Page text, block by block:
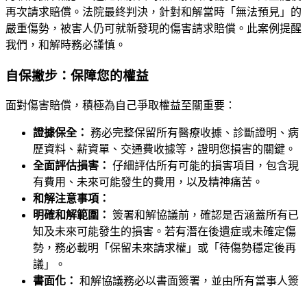
再次請求賠償。法院最終判決，針對和解當時「無法預見」的
嚴重傷勢，被害人仍可就新發現的傷害請求賠償。此案例提醒
我們，和解時務必謹慎。
自保撇步：保障您的權益
面對傷害賠償，積極為自己爭取權益至關重要：
證據保全： 務必完整保留所有醫療收據、診斷證明、病
歷資料、薪資單、交通費收據等，證明您損害的關鍵。
全面評估損害： 仔細評估所有可能的損害項目，包含現
有費用、未來可能發生的費用，以及精神痛苦。
和解注意事項：
明確和解範圍： 簽署和解協議前，確認是否涵蓋所有已
知及未來可能發生的損害。若有潛在後遺症或未確定傷
勢，務必載明「保留未來請求權」或「待傷勢穩定後再
議」。
書面化： 和解協議務必以書面簽署，並由所有當事人簽